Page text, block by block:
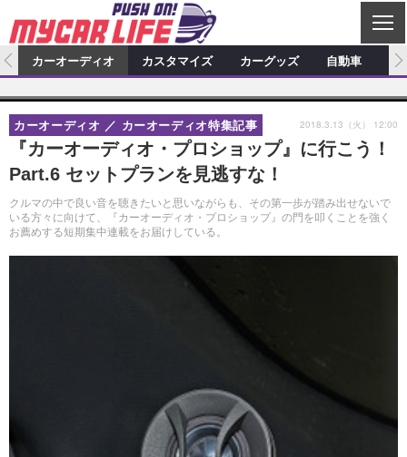
C
L
S
E
カーオーディオ
特集記事 新製品情報
プロショップ検索 ショップ訪問記
カーオーディオニュース デモカー製作記
その他
カスタマイズ
カスタマイズ特集記事 カスタマイズ新製品情報
カスタマイズニュース
カーグッズ
カーグッズ特集記事 カーグッズ新製品情報
カーグッズニュース
自動車
ニュース 試乗記
アクセスランキング
カーオーディオ カスタマイズ カーグッズ 自動車
『カーオーディオ・プロショップ』に行こう！
Part.6 セットプランを見逃すな！
クルマの中で良い音を聴きたいと思いながらも、その第一歩が踏み出せないで
いる方々に向けて、『カーオーディオ・プロショップ』の門を叩くことを強く
お薦めする短期集中連載をお届けしている。
カーオーディオ カーオーディオ特集記事 2018.3.13（火） 12:00